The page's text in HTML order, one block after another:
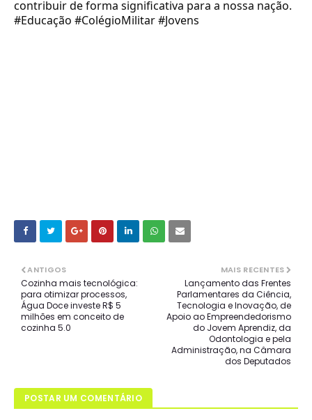
contribuir de forma significativa para a nossa nação.
#Educação #ColégioMilitar #Jovens
MAIS RECENTES
Lançamento das Frentes
Parlamentares da Ciência,
Tecnologia e Inovação, de
Apoio ao Empreendedorismo
do Jovem Aprendiz, da
Odontologia e pela
Administração, na Câmara
dos Deputados
ANTIGOS
Cozinha mais tecnológica:
para otimizar processos,
Água Doce investe R$ 5
milhões em conceito de
cozinha 5.0
POSTAR UM COMENTÁRIO